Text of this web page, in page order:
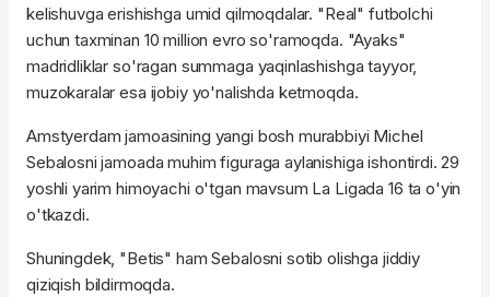
kelishuvga erishishga umid qilmoqdalar. "Real" futbolchi
uchun taxminan 10 million evro so'ramoqda. "Ayaks"
madridliklar so'ragan summaga yaqinlashishga tayyor,
muzokaralar esa ijobiy yo'nalishda ketmoqda.
Amstyerdam jamoasining yangi bosh murabbiyi Michel
Sebalosni jamoada muhim figuraga aylanishiga ishontirdi. 29
yoshli yarim himoyachi o'tgan mavsum La Ligada 16 ta o'yin
o'tkazdi.
Shuningdek, "Betis" ham Sebalosni sotib olishga jiddiy
qiziqish bildirmoqda.